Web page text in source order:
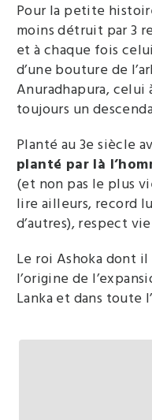
Pour la petite
moins détruit par 3
et à chaque fois
d’une bouture de
Anuradhapura, celui
toujours un
Planté au 3e siècle
planté par là
(et non pas le plus
lire ailleurs, record
d’autres), respect
Le roi Ashoka dont
l’origine de
Lanka et dans toute